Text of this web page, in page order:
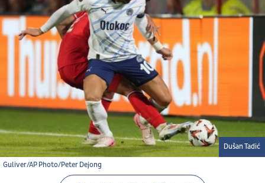
Guliver/AP Photo/Peter Dejong
Dušan Tadić